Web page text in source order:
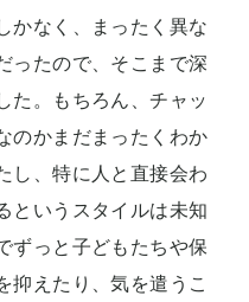
かなく、まったく異な
ったので、そこまで深
た。もちろん、チャッ
のかまだまったくわか
し、特に人と直接会わ
というスタイルは未知
ずっと子どもたちや保
抑えたり、気を遣うこ